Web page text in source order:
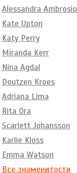
Alessandra Ambrosio
Kate Upton
Katy Perry
Miranda Kerr
Nina Agdal
Doutzen Kroes
Adriana Lima
Rita Ora
Scarlett Johansson
Karlie Kloss
Emma Watson
Все знаменитости